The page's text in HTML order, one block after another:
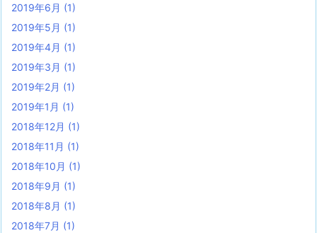
2019年6月 (1)
2019年5月 (1)
2019年4月 (1)
2019年3月 (1)
2019年2月 (1)
2019年1月 (1)
2018年12月 (1)
2018年11月 (1)
2018年10月 (1)
2018年9月 (1)
2018年8月 (1)
2018年7月 (1)